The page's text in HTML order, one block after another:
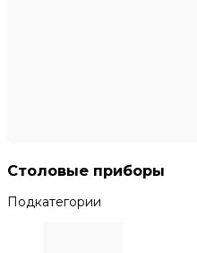
Столовые приборы
Подкатегории